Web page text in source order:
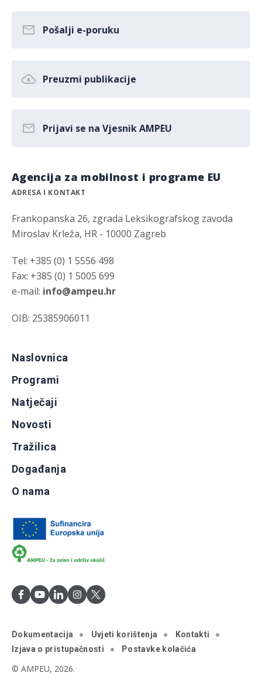
Pošalji e-poruku
Preuzmi publikacije
Prijavi se na Vjesnik AMPEU
Agencija za mobilnost i programe EU
ADRESA I KONTAKT
Frankopanska 26, zgrada Leksikografskog zavoda
Miroslav Krleža, HR - 10000 Zagreb
Tel: +385 (0) 1 5556 498
Fax: +385 (0) 1 5005 699
e-mail: info@ampeu.hr
OIB: 25385906011
Naslovnica
Programi
Natječaji
Novosti
Tražilica
Događanja
O nama
Dokumentacija Uvjeti korištenja
Kontakti
Izjava o pristupačnosti
Postavke kolačića
© AMPEU, 2026.